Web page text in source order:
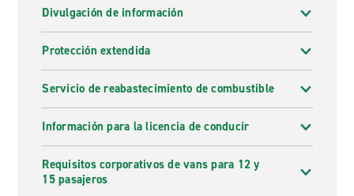
Divulgación de información
Protección extendida
Servicio de reabastecimiento de combustible
Información para la licencia de conducir
Requisitos corporativos de vans para 12 y
15 pasajeros